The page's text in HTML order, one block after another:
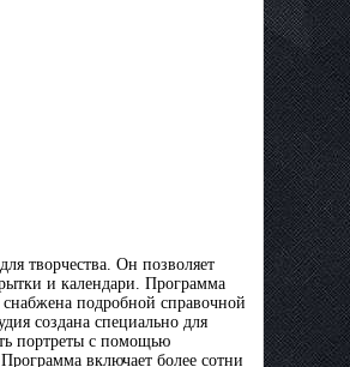
творчества. Он позволяет
и календари. Программа
подробной справочной
создана специально для
портреты с помощью
включает более сотни